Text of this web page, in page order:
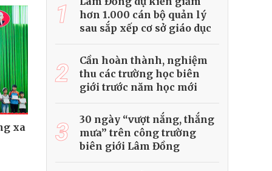
xa
1
hơn 1.000 cán bộ quản lý
sau sắp xếp cơ sở giáo dục
2
Cần hoàn thành, nghiệm
thu các trường học biên
giới trước năm học mới
3
30 ngày “vượt nắng, thắng
mưa” trên công trường
biên giới Lâm Đồng